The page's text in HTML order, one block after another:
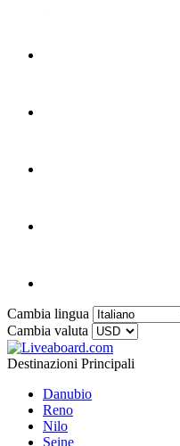
Cambia lingua
Cambia valuta
Destinazioni Principali
Danubio
Reno
Nilo
Seine